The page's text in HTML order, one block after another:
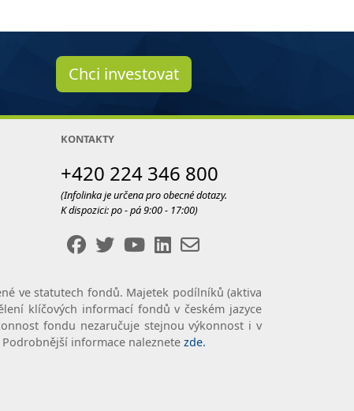
Chci investovat
KONTAKTY
+420 224 346 800
(Infolinka je určena pro obecné dotazy.
K dispozici: po - pá 9:00 - 17:00)
ve statutech fondů. Majetek podílníků (aktiva
klíčových informací fondů v českém jazyce
fondu nezaručuje stejnou výkonnost i v
informace naleznete zde.